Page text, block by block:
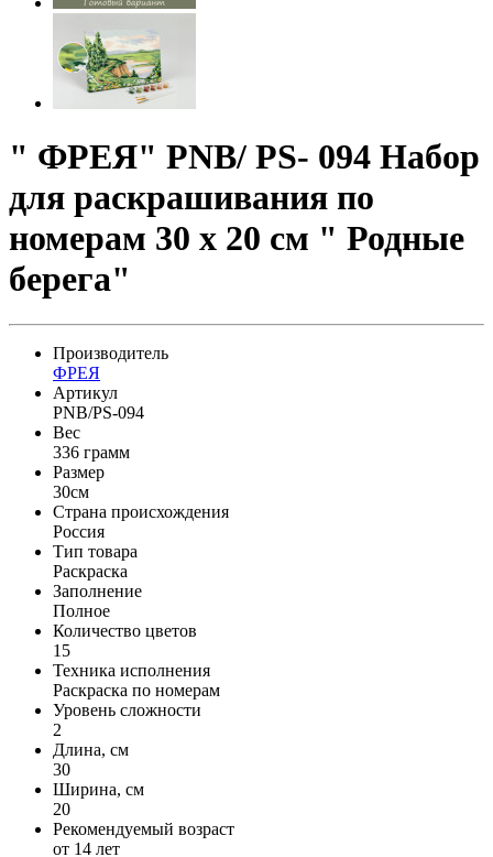
" ФРЕЯ" PNB/ PS- 094 Набор
для раскрашивания по
номерам 30 х 20 см " Родные
берега"
Производитель
ФРЕЯ
Артикул
PNB/PS-094
Вес
336 грамм
Размер
30см
Страна происхождения
Россия
Тип товара
Раскраска
Заполнение
Полное
Количество цветов
15
Техника исполнения
Раскраска по номерам
Уровень сложности
2
Длина, см
30
Ширина, см
20
Рекомендуемый возраст
от 14 лет